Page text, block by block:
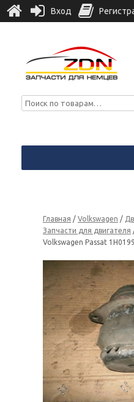
Главная / Volkswagen /
Запчасти для двигателя
Volkswagen Passat
Вход